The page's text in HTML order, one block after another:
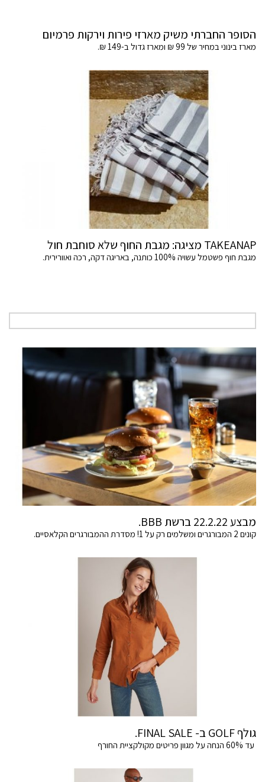
הסופר החברתי משיק מארזי פירות וירקות פרמיום
מארז בינוני במחיר של 99 ₪ ומארז גדול ב-149 ₪.
TAKEANAP מציגה: מגבת החוף שלא סוחבת חול
מגבת חוף פשטמל עשויה 100% כותנה, באריגה דקה, רכה ואוורירית.
מבצע 22.2.22 ברשת BBB.
קונים 2 המבורגרים ומשלמים רק על 1! מסדרת ההמבורגרים הקלאסיים.
גולף GOLF ב- FINAL SALE.
עד 60% הנחה על מגוון פריטים מקולקציית החורף